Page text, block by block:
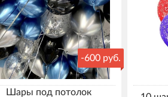
-600 руб.
Шары под потолок